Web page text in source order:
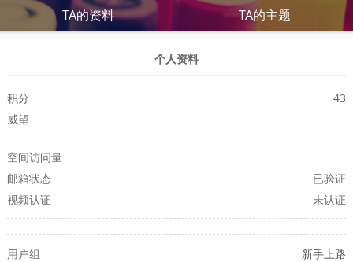
TA的资料 TA的主题
个人资料
积分
43
威望
空间访问量
邮箱状态
已验证
视频认证
未认证
用户组
新手上路